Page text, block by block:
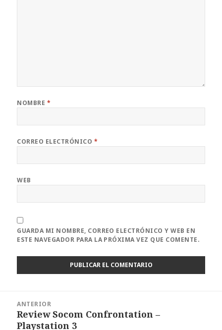
NOMBRE *
CORREO ELECTRÓNICO *
WEB
GUARDA MI NOMBRE, CORREO ELECTRÓNICO Y WEB EN
ESTE NAVEGADOR PARA LA PRÓXIMA VEZ QUE COMENTE.
entradas
ANTERIOR
Entrada
anterior:
Review Socom Confrontation –
Playstation 3